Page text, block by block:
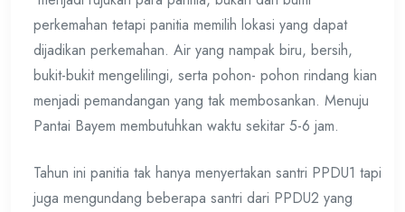
perkemahan tetapi panitia memilih lokasi yang dapat
dijadikan perkemahan. Air yang nampak biru, bersih,
bukit-bukit mengelilingi, serta pohon- pohon rindang kian
menjadi pemandangan yang tak membosankan. Menuju
Pantai Bayem membutuhkan waktu sekitar 5-6 jam.
Tahun ini panitia tak hanya menyertakan santri PPDU1 tapi
juga mengundang beberapa santri dari PPDU2 yang